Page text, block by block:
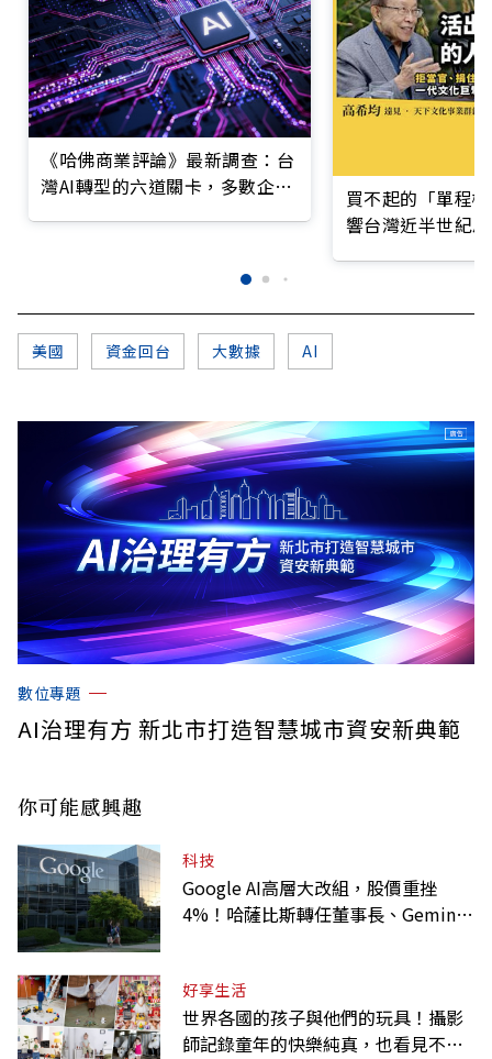
《哈佛商業評論》最新調查：台
灣AI轉型的六道關卡，多數企業
買不起的「單程
響台灣近半世紀
美國 資金回台 大數據 AI
數位專題
AI治理有方 新北市打造智慧城市資安新典範
你可能感興趣
科技
Google AI高層大改組，股價重挫
4%！哈薩比斯轉任董事長、Gemini
好享生活
世界各國的孩子與他們的玩具！攝影
師記錄童年的快樂純真，也看見不同